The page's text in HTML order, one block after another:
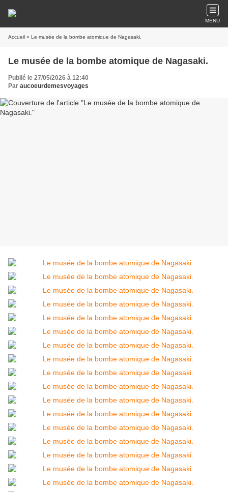
MENU
Accueil » Le musée de la bombe atomique de Nagasaki.
Le musée de la bombe atomique de Nagasaki.
Publié le 27/05/2026 à 12:40
Par aucoeurdemesvoyages